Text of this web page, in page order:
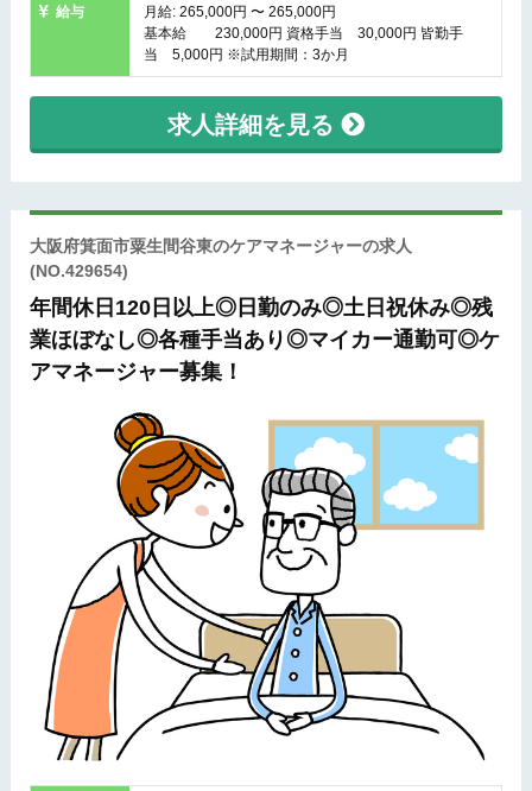
給与
月給: 265,000円 〜 265,000円
基本給 230,000円 資格手当 30,000円 皆勤手
当 5,000円 ※試用期間：3か月
求人詳細を見る
大阪府箕面市粟生間谷東のケアマネージャーの求人
(NO.429654)
年間休日120日以上◎日勤のみ◎土日祝休み◎残
業ほぼなし◎各種手当あり◎マイカー通勤可◎ケ
アマネージャー募集！